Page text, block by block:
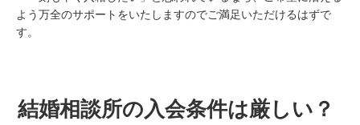
よう万全のサポートをいたしますのでご満足いただけるはずで
す。
結婚相談所の入会条件は厳しい？